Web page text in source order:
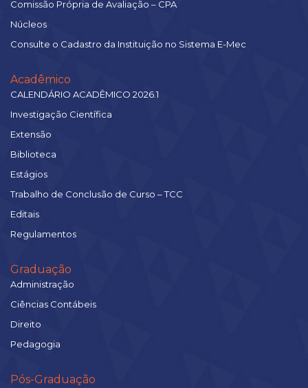
Comissão Própria de Avaliação – CPA
Núcleos
Consulte o Cadastro da Instituição no Sistema E-Mec
Acadêmico
CALENDÁRIO ACADÊMICO 2026.1
Investigação Científica
Extensão
Biblioteca
Estágios
Trabalho de Conclusão de Curso – TCC
Editais
Regulamentos
Graduação
Administração
Ciências Contábeis
Direito
Pedagogia
Pós-Graduação